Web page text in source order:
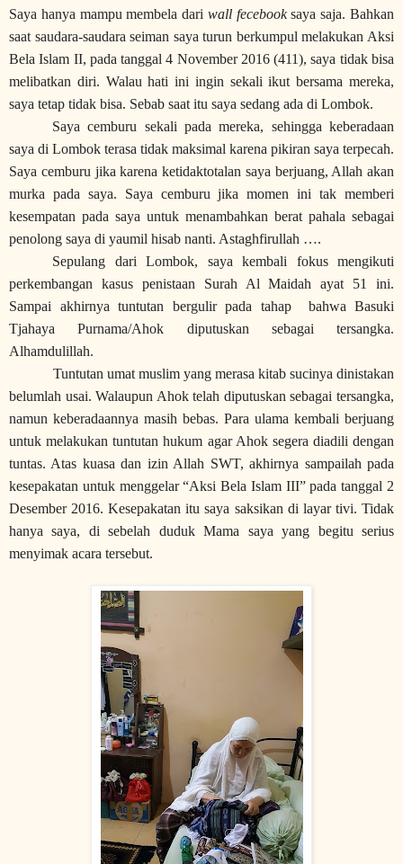
Saya hanya mampu membela dari wall fecebooksaya saja. Bahkan
saat saudara-saudara seiman saya turun berkumpul melakukan Aksi
Bela Islam II, pada tanggal 4 November 2016 (411), saya tidak bisa
melibatkan diri. Walau hati ini ingin sekali ikut bersama mereka,
saya tetap tidak bisa. Sebab saat itu saya sedang ada di Lombok.
Saya cemburu sekali pada mereka, sehingga keberadaan
saya di Lombok terasa tidak maksimal karena pikiran saya terpecah.
Saya cemburu jika karena ketidaktotalan saya berjuang, Allah akan
murka pada saya. Saya cemburu jika momen ini tak memberi
kesempatan pada saya untuk menambahkan berat pahala sebagai
penolong saya di yaumil hisab nanti. Astaghfirullah ….
Sepulang dari Lombok, saya kembali fokus mengikuti
perkembangan kasus penistaan Surah Al Maidah ayat 51 ini.
Sampai akhirnya tuntutan bergulir pada tahap
bahwa Basuki
Tjahaya Purnama/Ahok diputuskan sebagai tersangka.
Alhamdulillah.
Tuntutan umat muslim yang merasa kitab sucinya dinistakan
belumlah usai. Walaupun Ahok telah diputuskan sebagai tersangka,
namun keberadaannya masih bebas. Para ulama kembali berjuang
untuk melakukan tuntutan hukum agar Ahok segera diadili dengan
tuntas. Atas kuasa dan izin Allah SWT, akhirnya sampailah pada
kesepakatan untuk menggelar “Aksi Bela Islam III” pada tanggal 2
Desember 2016. Kesepakatan itu saya saksikan di layar tivi. Tidak
hanya saya, di sebelah duduk Mama saya yang begitu serius
menyimak acara tersebut.